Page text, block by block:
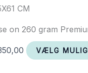
CM
on 260 gram
VÆLG